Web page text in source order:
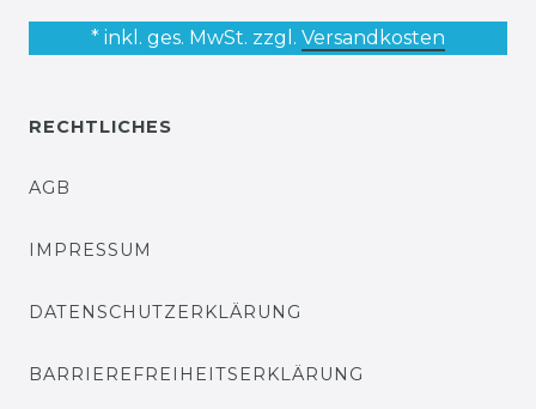
* inkl. ges. MwSt. zzgl. Versandkosten
RECHTLICHES
AGB
IMPRESSUM
DATENSCHUTZERKLÄRUNG
BARRIEREFREIHEITSERKLÄRUNG